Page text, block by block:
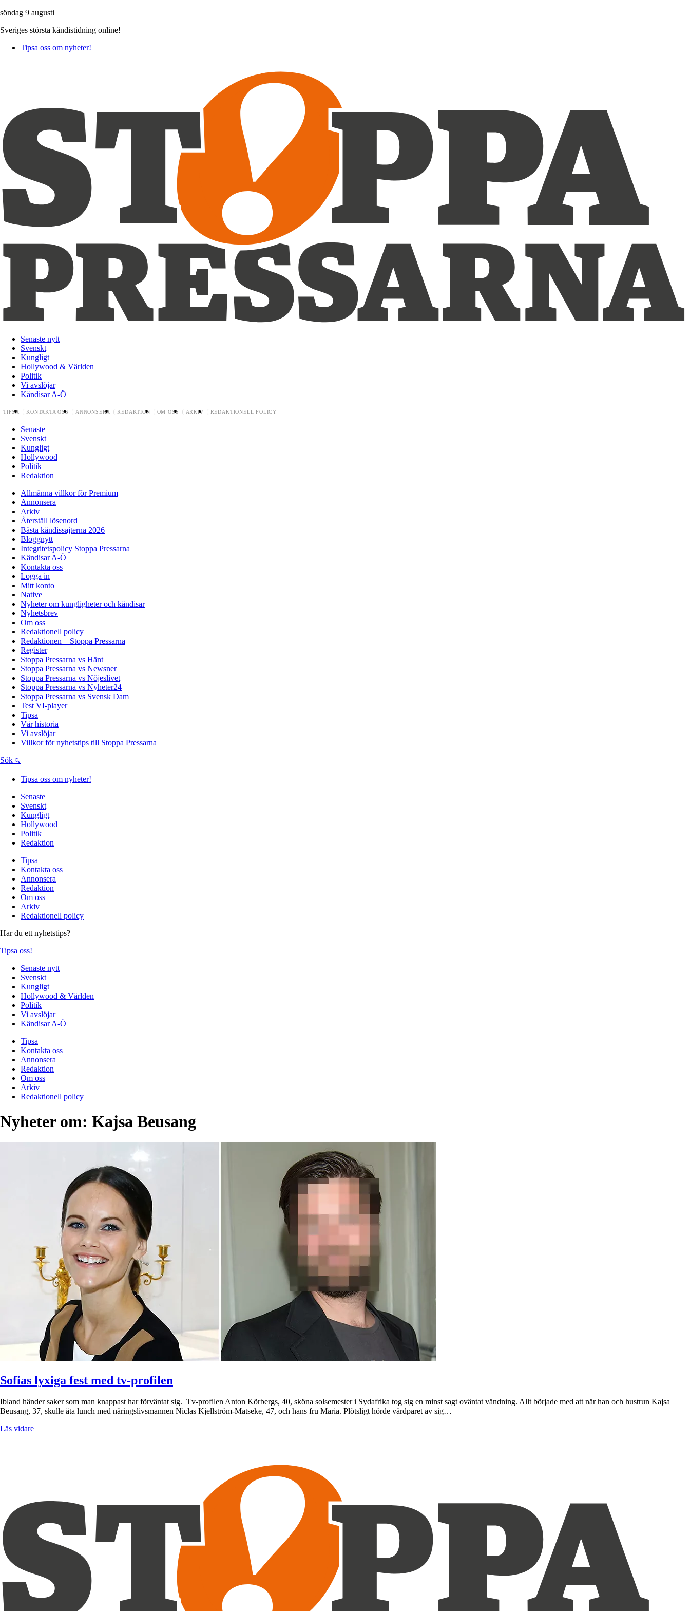
söndag 9 augusti
Sveriges största kändistidning online!
Tipsa oss om nyheter!
Senaste nytt
Svenskt
Kungligt
Hollywood & Världen
Politik
Vi avslöjar
Kändisar A-Ö
TIPSA KONTAKTA OSS ANNONSERA REDAKTION OM OSS ARKIV REDAKTIONELL POLICY
Senaste
Svenskt
Kungligt
Hollywood
Politik
Redaktion
Allmänna villkor för Premium
Annonsera
Arkiv
Återställ lösenord
Bästa kändissajterna 2026
Bloggnytt
Integritetspolicy Stoppa Pressarna
Kändisar A-Ö
Kontakta oss
Logga in
Mitt konto
Native
Nyheter om kungligheter och kändisar
Nyhetsbrev
Om oss
Redaktionell policy
Redaktionen – Stoppa Pressarna
Register
Stoppa Pressarna vs Hänt
Stoppa Pressarna vs Newsner
Stoppa Pressarna vs Nöjeslivet
Stoppa Pressarna vs Nyheter24
Stoppa Pressarna vs Svensk Dam
Test VI-player
Tipsa
Vår historia
Vi avslöjar
Villkor för nyhetstips till Stoppa Pressarna
Sök
Tipsa oss om nyheter!
Senaste
Svenskt
Kungligt
Hollywood
Politik
Redaktion
Tipsa
Kontakta oss
Annonsera
Redaktion
Om oss
Arkiv
Redaktionell policy
Har du ett nyhetstips?
Tipsa oss!
Senaste nytt
Svenskt
Kungligt
Hollywood & Världen
Politik
Vi avslöjar
Kändisar A-Ö
Tipsa
Kontakta oss
Annonsera
Redaktion
Om oss
Arkiv
Redaktionell policy
Nyheter om: Kajsa Beusang
Sofias lyxiga fest med tv-profilen
Ibland händer saker som man knappast har förväntat sig. Tv-profilen Anton Körbergs, 40, sköna solsemester i Sydafrika tog sig en minst sagt oväntat vändning. Allt började med att när han och hustrun Kajsa
Beusang, 37, skulle äta lunch med näringslivsmannen Niclas Kjellström-Matseke, 47, och hans fru Maria. Plötsligt hörde värdparet av sig…
Läs vidare